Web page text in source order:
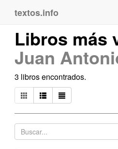
textos.info
Libros más
Juan
3 libros encontrados.